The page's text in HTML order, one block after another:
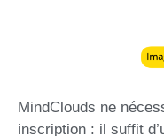
MindClouds ne
inscription : il suffit